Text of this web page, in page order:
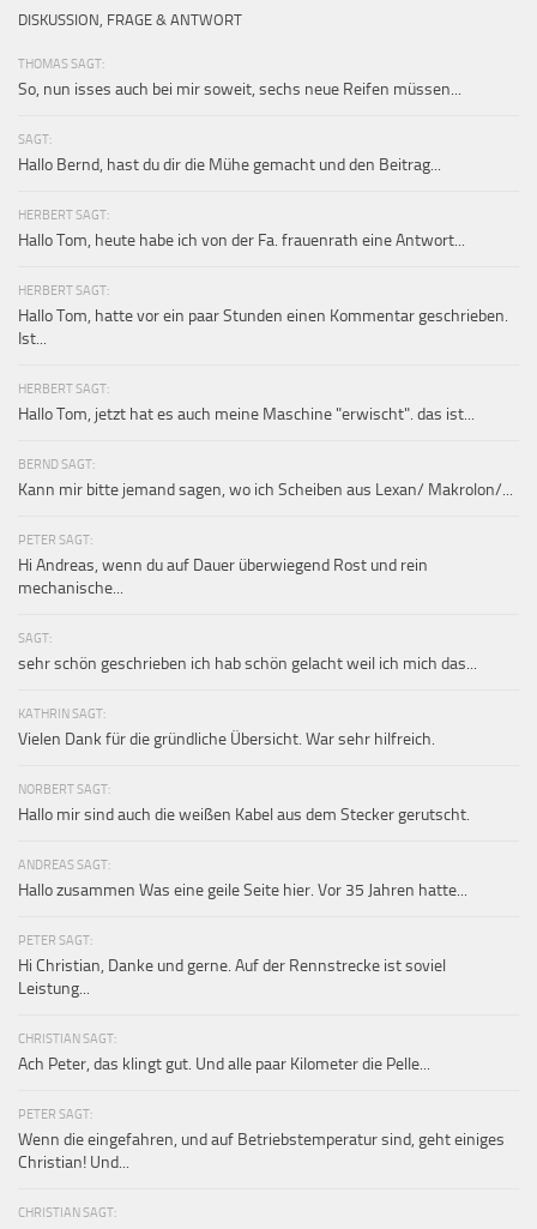
DISKUSSION, FRAGE & ANTWORT
THOMAS SAGT:
So, nun isses auch bei mir soweit, sechs neue Reifen müssen...
SAGT:
Hallo Bernd, hast du dir die Mühe gemacht und den Beitrag...
HERBERT SAGT:
Hallo Tom, heute habe ich von der Fa. frauenrath eine Antwort...
HERBERT SAGT:
Hallo Tom, hatte vor ein paar Stunden einen Kommentar geschrieben.
Ist...
HERBERT SAGT:
Hallo Tom, jetzt hat es auch meine Maschine "erwischt". das ist...
BERND SAGT:
Kann mir bitte jemand sagen, wo ich Scheiben aus Lexan/ Makrolon/...
PETER SAGT:
Hi Andreas, wenn du auf Dauer überwiegend Rost und rein
mechanische...
SAGT:
sehr schön geschrieben ich hab schön gelacht weil ich mich das...
KATHRIN SAGT:
Vielen Dank für die gründliche Übersicht. War sehr hilfreich.
NORBERT SAGT:
Hallo mir sind auch die weißen Kabel aus dem Stecker gerutscht.
ANDREAS SAGT:
Hallo zusammen Was eine geile Seite hier. Vor 35 Jahren hatte...
PETER SAGT:
Hi Christian, Danke und gerne. Auf der Rennstrecke ist soviel
Leistung...
CHRISTIAN SAGT:
Ach Peter, das klingt gut. Und alle paar Kilometer die Pelle...
PETER SAGT:
Wenn die eingefahren, und auf Betriebstemperatur sind, geht einiges
Christian! Und...
CHRISTIAN SAGT: